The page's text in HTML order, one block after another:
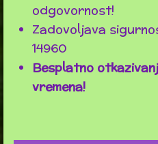
odgovornost!
Zadovoljava
14960
Besplatno
vremena!